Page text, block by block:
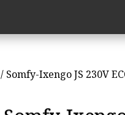
/ Somfy-Ixengo JS 230V